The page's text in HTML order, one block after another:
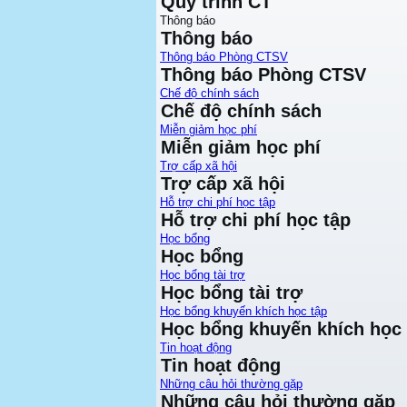
Thông báo
Thông báo
Thông báo Phòng CTSV
Thông báo Phòng CTSV
Chế độ chính sách
Chế độ chính sách
Miễn giảm học phí
Miễn giảm học phí
Trợ cấp xã hội
Trợ cấp xã hội
Hỗ trợ chi phí học tập
Hỗ trợ chi phí học tập
Học bổng
Học bổng
Học bổng tài trợ
Học bổng tài trợ
Học bổng khuyến khích học tập
Học bổng khuyến khích học
Tin hoạt động
Tin hoạt động
Những câu hỏi thường gặp
Những câu hỏi thường gặp